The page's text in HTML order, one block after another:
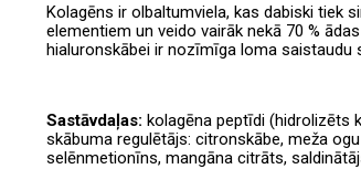
Kolagēns ir olbaltumviela, kas dabiski tiek
elementiem un veido vairāk nekā 70 %
hialuronskābei ir nozīmīga loma saistaudu
Sastāvdaļas: kolagēna peptīdi (hidrolizēts
skābuma regulētājs: citronskābe, meža
selēnmetionīns, mangāna citrāts,